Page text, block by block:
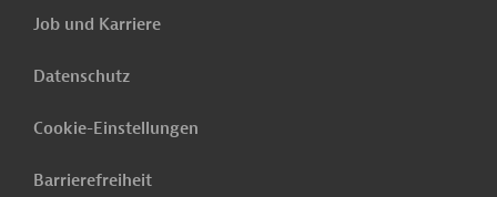
Job und Karriere
Datenschutz
Cookie-Einstellungen
Barrierefreiheit